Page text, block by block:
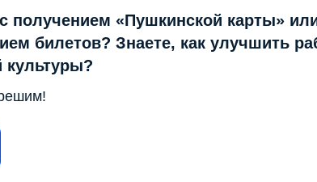
получением «Пушкинской карты»
билетов? Знаете, как улучшить
культуры?